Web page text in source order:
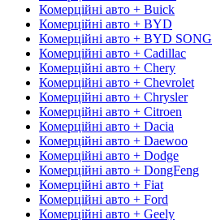
Комерційні авто + Buick
Комерційні авто + BYD
Комерційні авто + BYD SONG
Комерційні авто + Cadillac
Комерційні авто + Chery
Комерційні авто + Chevrolet
Комерційні авто + Chrysler
Комерційні авто + Citroen
Комерційні авто + Dacia
Комерційні авто + Daewoo
Комерційні авто + Dodge
Комерційні авто + DongFeng
Комерційні авто + Fiat
Комерційні авто + Ford
Комерційні авто + Geely